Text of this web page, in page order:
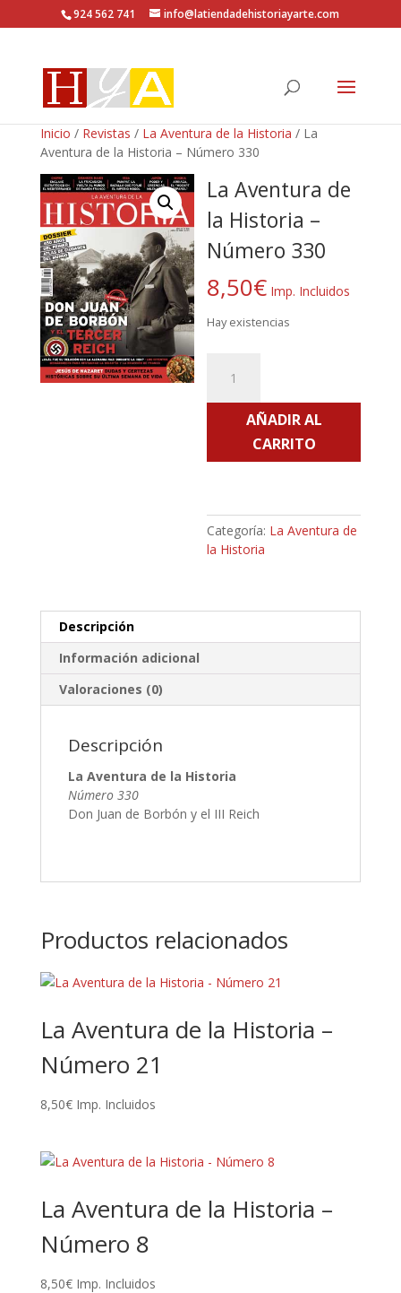
924 562 741 info@latiendadehistoriayarte.com
Inicio / Revistas / La Aventura de la Historia / La
Aventura de la Historia – Número 330
La Aventura de
la Historia –
Número 330
8,50€ Imp. Incluidos
Hay existencias
Aventura
de
cantidad
AÑADIR AL
CARRITO
Categoría: La Aventura de
la Historia
Descripción
Información adicional
Valoraciones (0)
Descripción
La Aventura de la Historia
Número 330
Don Juan de Borbón y el III Reich
Productos relacionados
La Aventura de la Historia –
Número 21
8,50€ Imp. Incluidos
La Aventura de la Historia –
Número 8
8,50€ Imp. Incluidos